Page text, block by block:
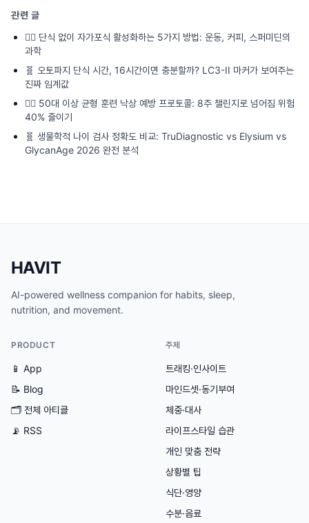
관련 글
🏃‍♂️ 단식 없이 자가포식 활성화하는 5가지 방법: 운동, 커피, 스퍼미딘의
과학
🧬 오토파지 단식 시간, 16시간이면 충분할까? LC3-II 마커가 보여주는
진짜 임계값
🏃‍♂️ 50대 이상 균형 훈련 낙상 예방 프로토콜: 8주 챌린지로 넘어짐 위험
40% 줄이기
🧬 생물학적 나이 검사 정확도 비교: TruDiagnostic vs Elysium vs
GlycanAge 2026 완전 분석
HAVIT
AI-powered wellness companion for habits, sleep,
nutrition, and movement.
PRODUCT
📱 App
📝 Blog
🗂 전체 아티클
📡 RSS
주제
트래킹·인사이트
마인드셋·동기부여
체중·대사
라이프스타일 습관
개인 맞춤 전략
상황별 팁
식단·영양
수분·음료